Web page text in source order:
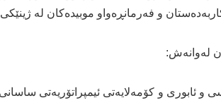
و فەرمانڕەواو موبیدەکان لە
لەوانەش:
و ئابوری و کۆمەلایەتی ئیمپراتۆریەتی